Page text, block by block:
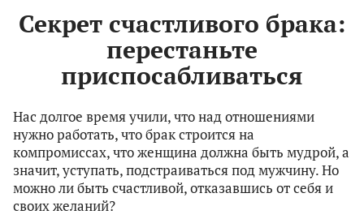
Секрет счастливого брака:
перестаньте
приспосабливаться
Нас долгое время учили, что над отношениями
нужно работать, что брак строится на
компромиссах, что женщина должна быть мудрой, а
значит, уступать, подстраиваться под мужчину. Но
можно ли быть счастливой, отказавшись от себя и
своих желаний?